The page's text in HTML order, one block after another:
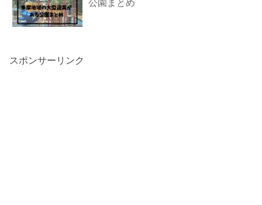
公園まとめ
スポンサーリンク